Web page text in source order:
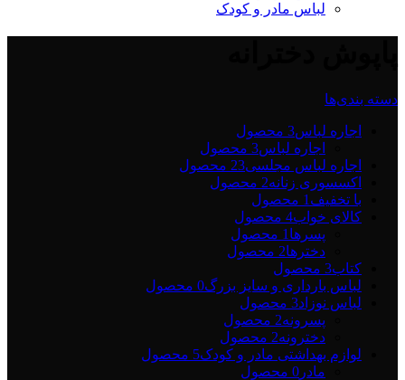
لباس مادر و کودک
دسته بندی‌ها
اجاره لباس3 محصول
اجاره لباس3 محصول
اجاره لباس مجلسی23 محصول
اکسسوری زنانه2 محصول
با تخفیف 1 محصول
کالای خواب4 محصول
پسرها 1 محصول
دخترها2 محصول
کتاب3 محصول
لباس بارداری و سایز بزرگ0 محصول
لباس نوزاد3 محصول
پسرونه2 محصول
دخترونه2 محصول
لوازم بهداشتی مادر و کودک5 محصول
مادر 0 محصول